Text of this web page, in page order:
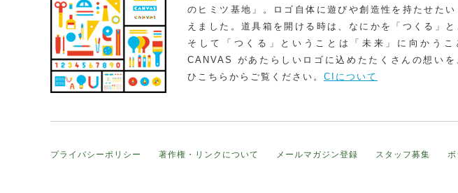
のヒミツ基地」。ロゴ自体に遊びや創造性を持たせたい
えました。道具箱を開ける時は、なにかを「つくる」と
そして「つくる」ということは「未来」に向かうこ
CANVAS があたらしいロゴに込めたたくさんの想いを
ひこちらからご覧ください。 CIについて
プライバシーポリシー 著作権・リンクについて メールマガジン登録 スタッフ募集